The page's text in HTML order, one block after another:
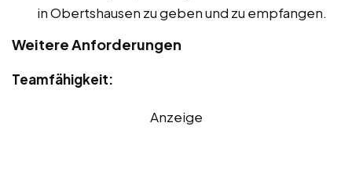
in Obertshausen zu geben und zu empfangen.
Weitere Anforderungen
Teamfähigkeit:
Anzeige